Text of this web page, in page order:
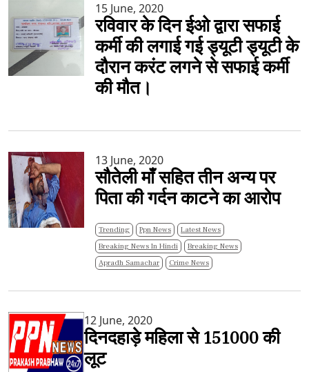
15 June, 2020
रविवार के दिन ईओ द्वारा सफाई
कर्मी की लगाई गई ड्यूटी ड्यूटी के
दौरान करंट लगने से सफाई कर्मी
की मौत।
13 June, 2020
सौतेली माँ सहित तीन अन्य पर
पिता की गर्दन काटने का आरोप
Trending Ppn News
Latest News
Breaking News In Hindi
Breaking News
Apradh Samachar
Crime News
12 June, 2020
दिनदहाड़े महिला से 151000 की
लूट